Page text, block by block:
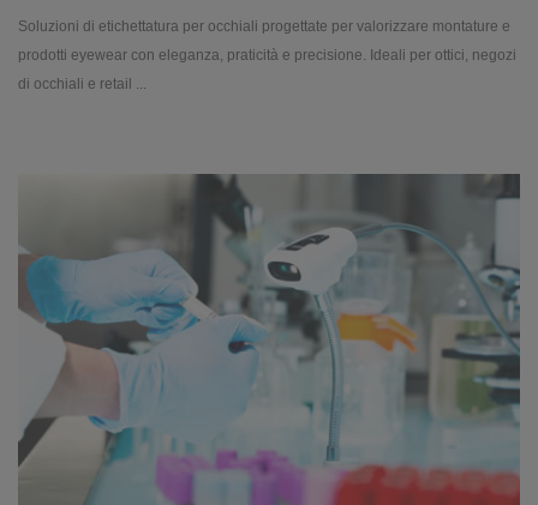
Soluzioni di etichettatura per occhiali progettate per valorizzare montature e
prodotti eyewear con eleganza, praticità e precisione. Ideali per ottici, negozi
di occhiali e retail ...